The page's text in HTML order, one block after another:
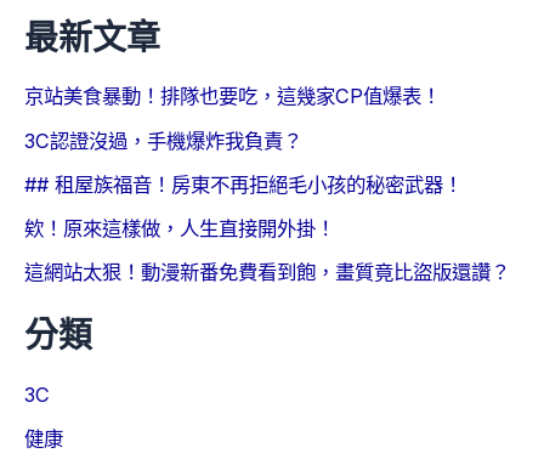
最新文章
京站美食暴動！排隊也要吃，這幾家CP值爆表！
3C認證沒過，手機爆炸我負責？
## 租屋族福音！房東不再拒絕毛小孩的秘密武器！
欸！原來這樣做，人生直接開外掛！
這網站太狠！動漫新番免費看到飽，畫質竟比盜版還讚？
分類
3C
健康